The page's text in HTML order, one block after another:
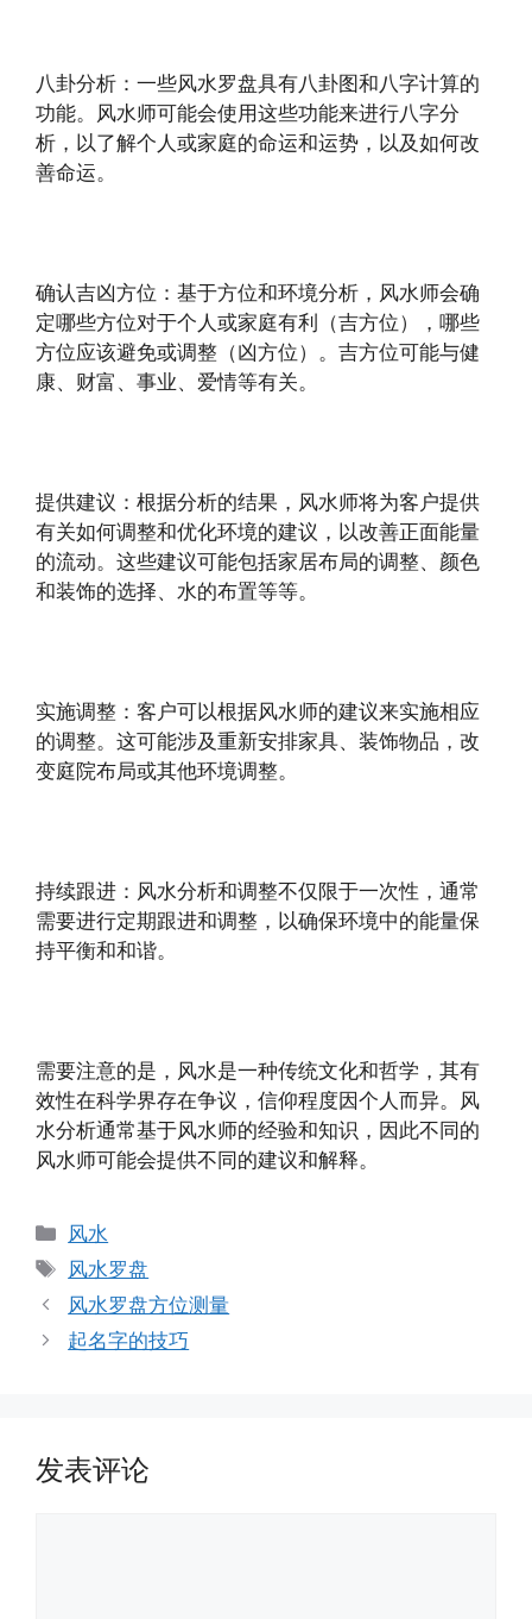
八卦分析：一些风水罗盘具有八卦图和八字计算的
功能。风水师可能会使用这些功能来进行八字分
析，以了解个人或家庭的命运和运势，以及如何改
善命运。
确认吉凶方位：基于方位和环境分析，风水师会确
定哪些方位对于个人或家庭有利（吉方位），哪些
方位应该避免或调整（凶方位）。吉方位可能与健
康、财富、事业、爱情等有关。
提供建议：根据分析的结果，风水师将为客户提供
有关如何调整和优化环境的建议，以改善正面能量
的流动。这些建议可能包括家居布局的调整、颜色
和装饰的选择、水的布置等等。
实施调整：客户可以根据风水师的建议来实施相应
的调整。这可能涉及重新安排家具、装饰物品，改
变庭院布局或其他环境调整。
持续跟进：风水分析和调整不仅限于一次性，通常
需要进行定期跟进和调整，以确保环境中的能量保
持平衡和和谐。
需要注意的是，风水是一种传统文化和哲学，其有
效性在科学界存在争议，信仰程度因个人而异。风
水分析通常基于风水师的经验和知识，因此不同的
风水师可能会提供不同的建议和解释。
分
类
风水
标
签
风水罗盘
风水罗盘方位测量
起名字的技巧
发表评论